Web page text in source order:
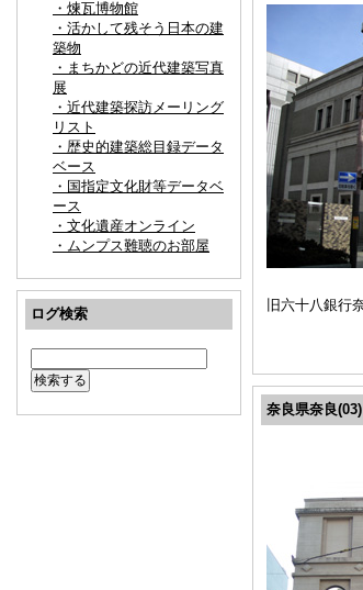
・煉瓦博物館
・活かして残そう日本の建
築物
・まちかどの近代建築写真
展
・近代建築探訪メーリング
リスト
・歴史的建築総目録データ
ベース
・国指定文化財等データベ
ース
・文化遺産オンライン
・ムンプス難聴のお部屋
ログ検索
旧六十八銀行
奈良県奈良(03)